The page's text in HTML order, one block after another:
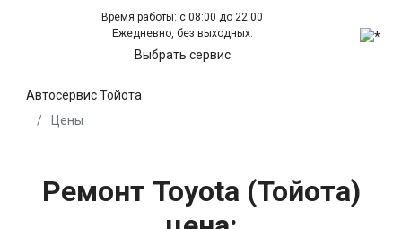
Время работы: с 08:00 до 22:00
Ежедневно, без выходных.
Выбрать сервис
Автосервис Тойота
Цены
Ремонт Toyota (Тойота)